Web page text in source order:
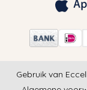
Gebruik van